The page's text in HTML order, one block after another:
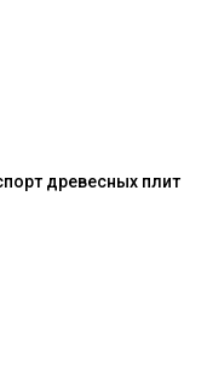
древесных плит